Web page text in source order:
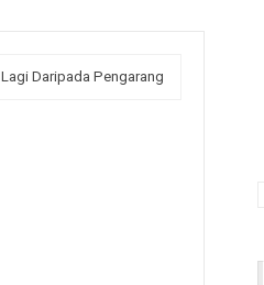
Lagi Daripada Pengarang